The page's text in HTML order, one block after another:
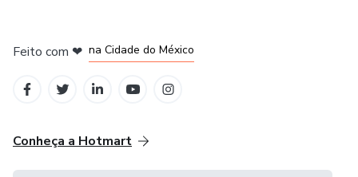
Feito com ❤ na Cidade do México
Conheça a Hotmart